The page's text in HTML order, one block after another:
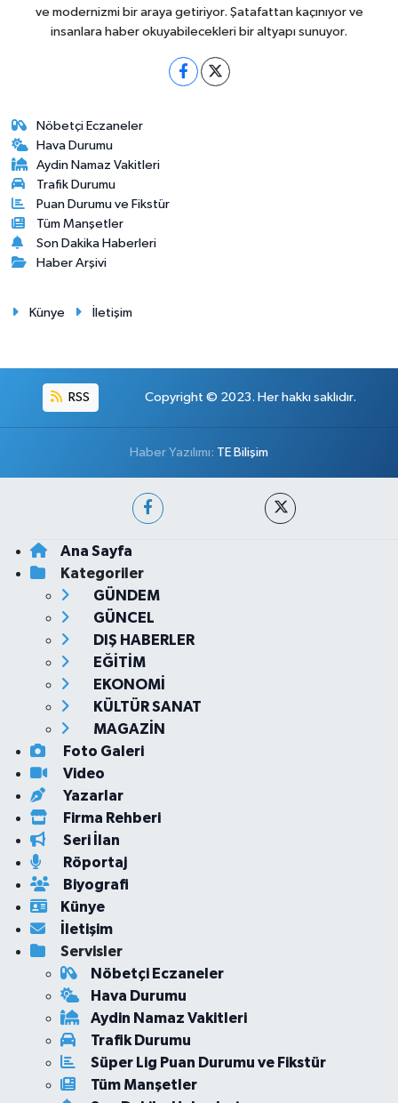
ve modernizmi bir araya getiriyor. Şatafattan kaçınıyor ve
insanlara haber okuyabilecekleri bir altyapı sunuyor.
Nöbetçi Eczaneler
Hava Durumu
Aydin Namaz Vakitleri
Trafik Durumu
Puan Durumu ve Fikstür
Tüm Manşetler
Son Dakika Haberleri
Haber Arşivi
Künye İletişim
RSS Copyright © 2023. Her hakkı saklıdır.
Haber Yazılımı: TE Bilişim
Ana Sayfa
Kategoriler
GÜNDEM
GÜNCEL
DIŞ HABERLER
EĞİTİM
EKONOMİ
KÜLTÜR SANAT
MAGAZİN
Foto Galeri
Video
Yazarlar
Firma Rehberi
Seri İlan
Röportaj
Biyografi
Künye
İletişim
Servisler
Nöbetçi Eczaneler
Hava Durumu
Aydin Namaz Vakitleri
Trafik Durumu
Süper Lig Puan Durumu ve Fikstür
Tüm Manşetler